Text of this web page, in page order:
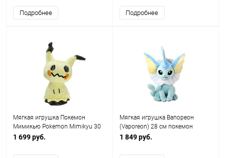
Подробнее Подробнее
Мягкая игрушка Покемон
Мимикью Pokemon Mimikyu 30
см IQchina
1 699 руб.
Мягкая игрушка Вапореон
(Vaporeon) 28 см покемон
1 849 руб.